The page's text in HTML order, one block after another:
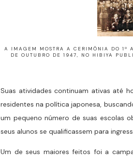
A IMAGEM MOSTRA A CERIMÔNIA DO
DE OUTUBRO DE 1947, NO HIBIYA
Suas atividades continuam ativas até
residentes na política japonesa,
um pequeno número de suas escolas
seus alunos se qualificassem para
Um de seus maiores feitos foi a